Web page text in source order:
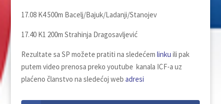
17.08 K4 500m Bacelj/Bajuk/Ladanji/Stanojev
17.40 K1 200m Strahinja Dragosavljević
Rezultate sa SP možete pratiti na sledećem linku ili pak
putem video prenosa preko youtube kanala ICF-a uz
plaćeno članstvo na sledećoj web adresi